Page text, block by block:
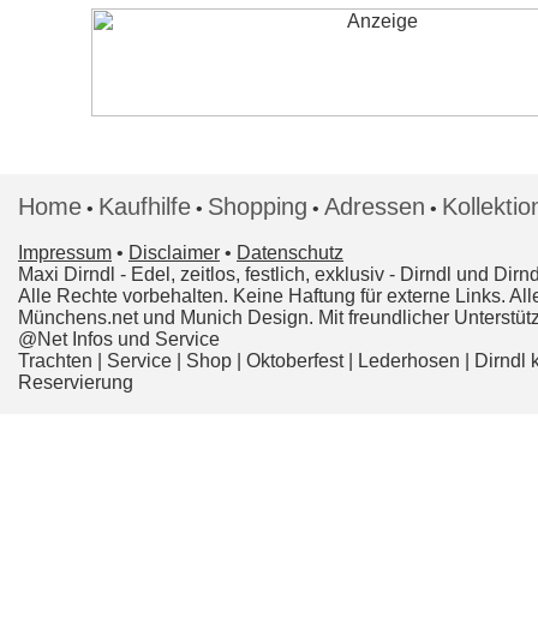
Home • Kaufhilfe • Shopping • Adressen •
Impressum • Disclaimer • Datenschutz
Maxi Dirndl - Edel, zeitlos, festlich, exklusiv - Dirndl und
Alle Rechte vorbehalten. Keine Haftung für externe Links.
Münchens.net und Munich Design. Mit freundlicher
@Net Infos und Service
Trachten
Service Shop Oktoberfest| Lederhosen
Dirndl
Reservierung